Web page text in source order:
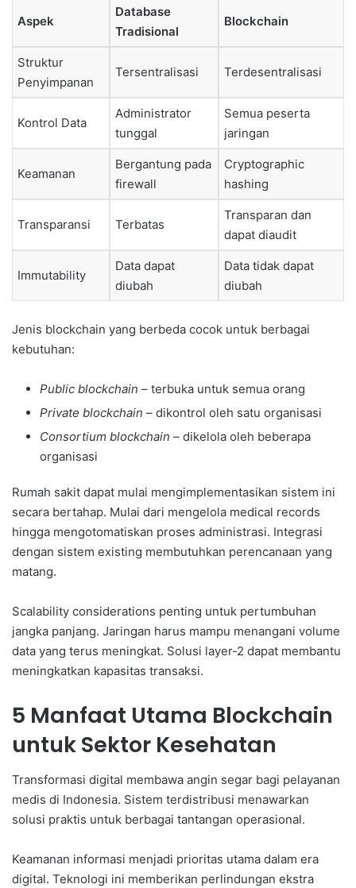
Aspek
Database
Tradisional
Blockchain
Struktur
Penyimpanan
Tersentralisasi Terdesentralisasi
Kontrol Data
Administrator
tunggal
Semua peserta
jaringan
Keamanan
Bergantung pada
firewall
Cryptographic
hashing
Transparansi Terbatas
Transparan dan
dapat diaudit
Immutability
Data dapat
diubah
Data tidak dapat
diubah
Jenis blockchain yang berbeda cocok untuk berbagai
kebutuhan:
Public blockchain – terbuka untuk semua orang
Private blockchain – dikontrol oleh satu organisasi
Consortium blockchain – dikelola oleh beberapa
organisasi
Rumah sakit dapat mulai mengimplementasikan sistem ini
secara bertahap. Mulai dari mengelola medical records
hingga mengotomatiskan proses administrasi. Integrasi
dengan sistem existing membutuhkan perencanaan yang
matang.
Scalability considerations penting untuk pertumbuhan
jangka panjang. Jaringan harus mampu menangani volume
data yang terus meningkat. Solusi layer-2 dapat membantu
meningkatkan kapasitas transaksi.
5 Manfaat Utama Blockchain
untuk Sektor Kesehatan
Transformasi digital membawa angin segar bagi pelayanan
medis di Indonesia. Sistem terdistribusi menawarkan
solusi praktis untuk berbagai tantangan operasional.
Keamanan informasi menjadi prioritas utama dalam era
digital. Teknologi ini memberikan perlindungan ekstra